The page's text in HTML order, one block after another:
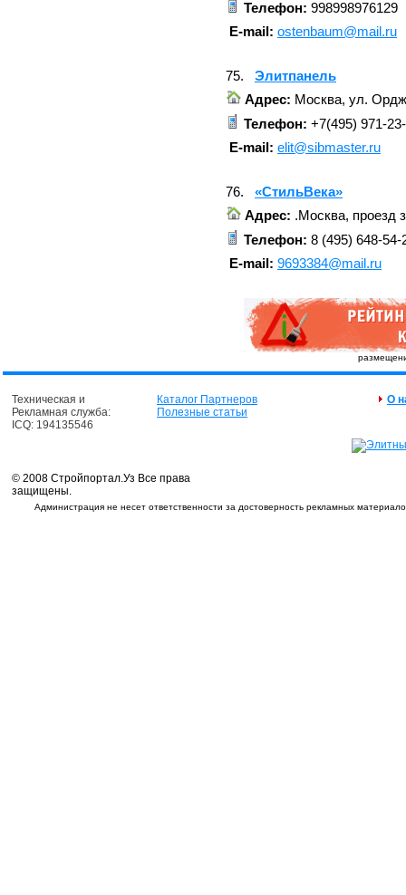
Телефон: 998998976129
E-mail: ostenbaum@mail.ru
75. Элитпанель
Адрес: Москва, ул.
Телефон: +7(495) 971-
E-mail: elit@sibmaster.ru
76. «СтильВека»
Адрес: .Москва, проезд
Телефон: 8 (495) 648-54-
E-mail: 9693384@mail.ru
Техническая и
Рекламная служба:
ICQ: 194135546
Каталог Партнеров
Полезные статьи
О
© 2008 Стройпортал.Уз Все права
защищены.
Администрация не несет ответственности за достоверность рекламных